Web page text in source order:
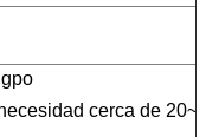
cerca de